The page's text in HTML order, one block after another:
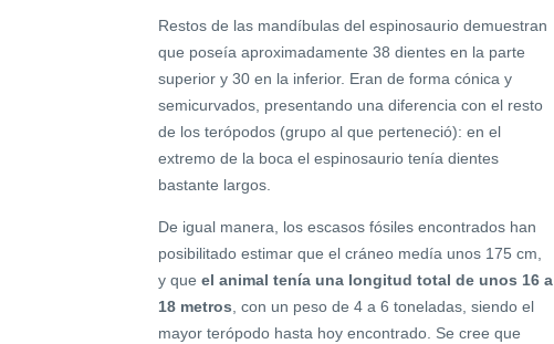
Restos de las mandíbulas del espinosaurio demuestran
que poseía aproximadamente 38 dientes en la parte
superior y 30 en la inferior. Eran de forma cónica y
semicurvados, presentando una diferencia con el resto
de los terópodos (grupo al que perteneció): en el
extremo de la boca el espinosaurio tenía dientes
bastante largos.
De igual manera, los escasos fósiles encontrados han
posibilitado estimar que el cráneo medía unos 175 cm,
y que el animal tenía una longitud total de unos 16 a
18 metros , con un peso de 4 a 6 toneladas, siendo el
mayor terópodo hasta hoy encontrado. Se cree que